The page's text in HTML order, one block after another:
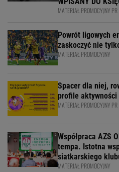
MATERIAŁ PROMOCYJNY PR
Powrót ligowych
zaskoczyć nie
MATERIAŁ PROMOCYJNY
Spacer dla niej,
profile
MATERIAŁ PROMOCYJNY PR
Współpraca AZS
tempa. Istotna
siatkarskiego
MATERIAŁ PROMOCYJNY